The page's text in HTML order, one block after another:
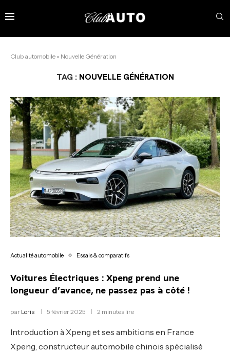
Club automobile » Nouvelle Génération
TAG : NOUVELLE GÉNÉRATION
Actualité automobile Essais & comparatifs
Voitures Électriques : Xpeng prend une
longueur d’avance, ne passez pas à côté !
par Loris 5 février 2025 2 minutes lire
Introduction à Xpeng et ses ambitions en France
Xpeng, constructeur automobile chinois spécialisé